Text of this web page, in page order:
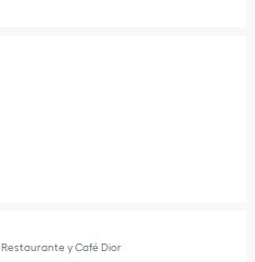
Restaurante y Café Dior